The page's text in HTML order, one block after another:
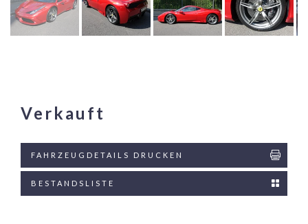
Verkauft
FAHRZEUGDETAILS DRUCKEN
BESTANDSLISTE